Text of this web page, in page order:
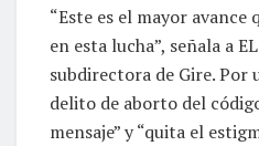
“Este es el mayor avance
en esta lucha”, señala a
subdirectora de Gire. Por
delito de aborto del
mensaje” y “quita el